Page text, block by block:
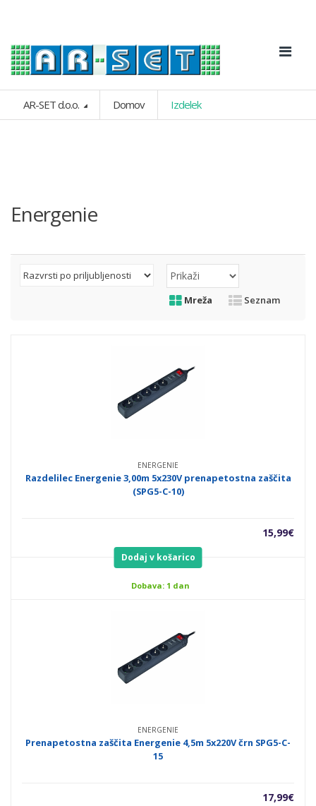
AR-SET d.o.o. Domov Izdelek
Energenie
Mreža Seznam
ENERGENIE
Razdelilec Energenie 3,00m 5x230V prenapetostna zaščita
(SPG5-C-10)
15,99€
Dodaj v košarico
Dobava: 1 dan
ENERGENIE
Prenapetostna zaščita Energenie 4,5m 5x220V črn SPG5-C-
15
17,99€